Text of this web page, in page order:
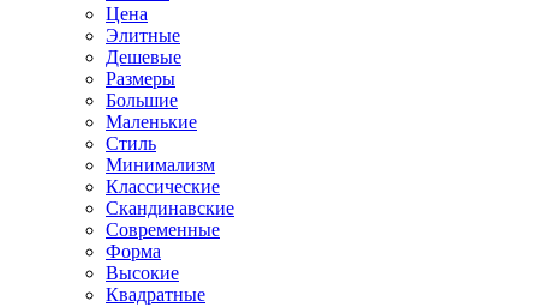
Цена
Элитные
Дешевые
Размеры
Большие
Маленькие
Стиль
Минимализм
Классические
Скандинавские
Современные
Форма
Высокие
Квадратные